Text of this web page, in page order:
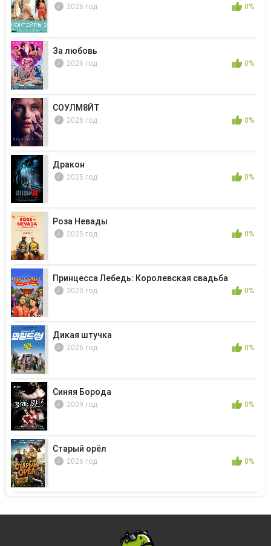
2026 год 0%
За любовь
2026 год 0%
СОУЛМ8ЙТ
2026 год 0%
Дракон
2025 год 0%
Роза Невады
2025 год 0%
Принцесса Лебедь: Королевская свадьба
2020 год 0%
Дикая штучка
2026 год 0%
Синяя Борода
2009 год 0%
Старый орёл
2026 год 0%